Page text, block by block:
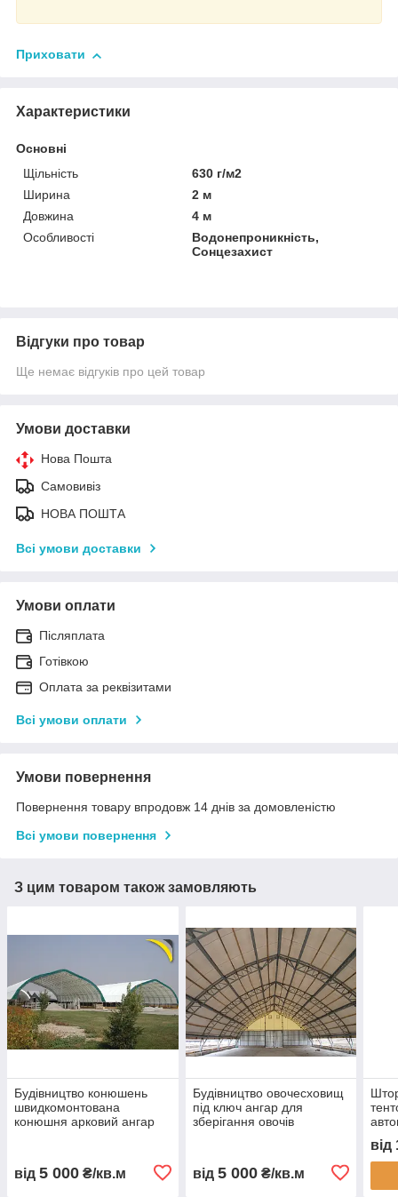
Приховати
Характеристики
Основні
Щільність
630 г/м2
Ширина
2 м
Довжина
4 м
Особливості
Водонепроникність,
Сонцезахист
Відгуки про товар
Ще немає відгуків про цей товар
Умови доставки
Нова Пошта
Самовивіз
НОВА ПОШТА
Всі умови доставки
Умови оплати
Післяплата
Готівкою
Оплата за реквізитами
Всі умови оплати
Умови повернення
Повернення товару впродовж 14 днів за домовленістю
Всі умови повернення
З цим товаром також замовляють
Будівництво конюшень
швидкомонтована
конюшня арковий ангар
будівництво
від 5 000 ₴/кв.м
Будівництво овочесховищ
під ключ ангар для
зберігання овочів
овочесховище
від 5 000₴/кв.м
від